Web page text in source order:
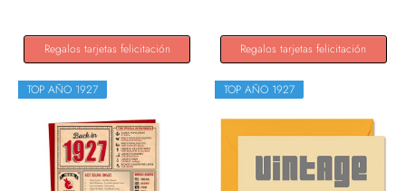
Regalos tarjetas felicitación Regalos tarjetas felicitación
TOP AÑO 1927 TOP AÑO 1927